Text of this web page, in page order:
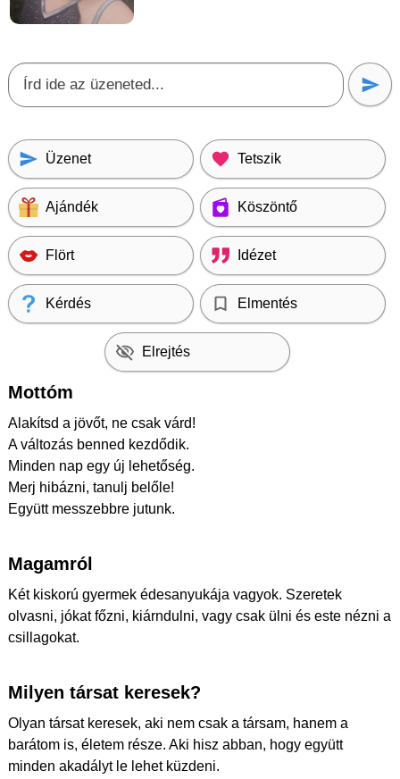
Üzenet Tetszik
Ajándék Köszöntő
Flört Idézet
Kérdés Elmentés
Elrejtés
Mottóm
Alakítsd a jövőt, ne csak várd!
A változás benned kezdődik.
Minden nap egy új lehetőség.
Merj hibázni, tanulj belőle!
Együtt messzebbre jutunk.
Magamról
Két kiskorú gyermek édesanyukája vagyok. Szeretek
olvasni, jókat főzni, kiárndulni, vagy csak ülni és este nézni a
csillagokat.
Milyen társat keresek?
Olyan társat keresek, aki nem csak a társam, hanem a
barátom is, életem része. Aki hisz abban, hogy együtt
minden akadályt le lehet küzdeni.